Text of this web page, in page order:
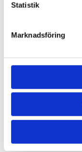
Statistik
Marknadsföring